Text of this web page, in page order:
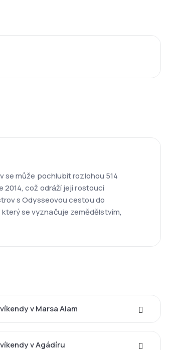
se může pochlubit rozlohou 514
2014, což odráží její rostoucí
s Odysseovou cestou do
se vyznačuje zemědělstvím,
v Marsa Alam
v Agádíru